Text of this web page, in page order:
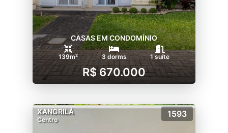
CASAS EM CONDOMÍNIO
139m² 3 dorms 1 suíte
R$ 670.000
XANGRILÁ
Centro
1593